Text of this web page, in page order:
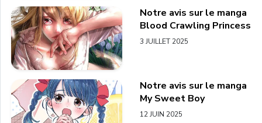
Notre avis sur le manga
Blood Crawling Princess
3 JUILLET 2025
Notre avis sur le manga
My Sweet Boy
12 JUIN 2025